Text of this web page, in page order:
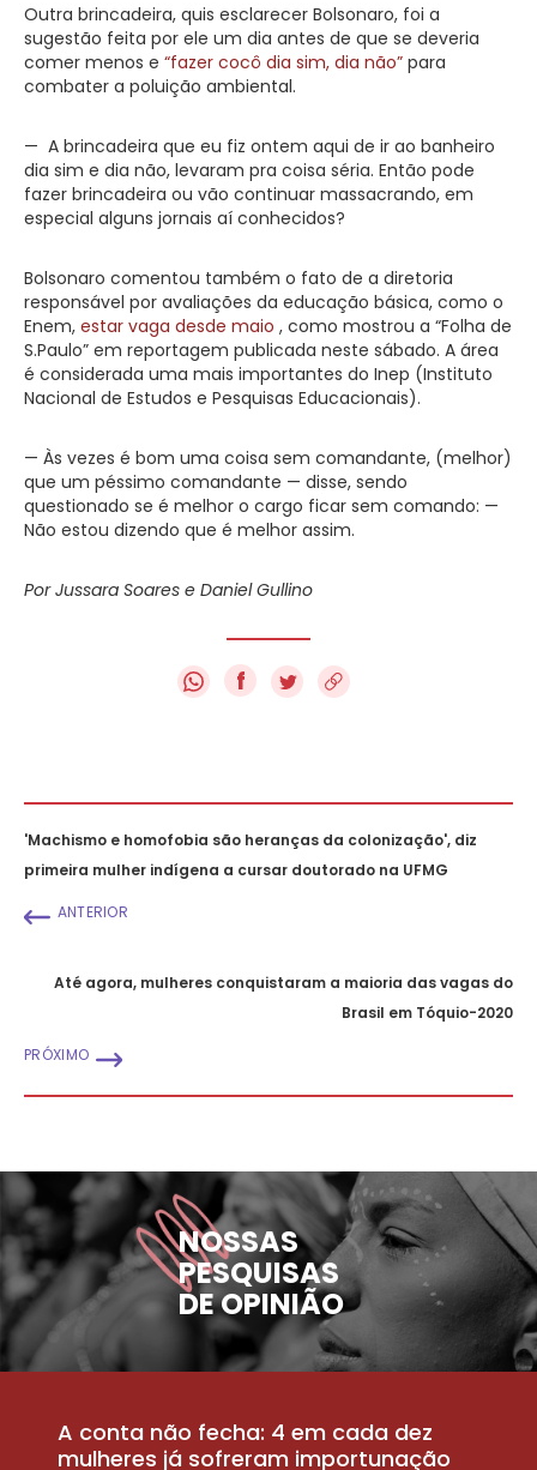
Outra brincadeira, quis esclarecer Bolsonaro, foi a
sugestão feita por ele um dia antes de que se deveria
comer menos e “fazer cocô dia sim, dia não” para
combater a poluição ambiental.
— A brincadeira que eu fiz ontem aqui de ir ao banheiro
dia sim e dia não, levaram pra coisa séria. Então pode
fazer brincadeira ou vão continuar massacrando, em
especial alguns jornais aí conhecidos?
Bolsonaro comentou também o fato de a diretoria
responsável por avaliações da educação básica, como o
Enem, estar vaga desde maio , como mostrou a “Folha de
S.Paulo” em reportagem publicada neste sábado. A área
é considerada uma mais importantes do Inep (Instituto
Nacional de Estudos e Pesquisas Educacionais).
— Às vezes é bom uma coisa sem comandante, (melhor)
que um péssimo comandante — disse, sendo
questionado se é melhor o cargo ficar sem comando: —
Não estou dizendo que é melhor assim.
Por Jussara Soares e Daniel Gullino
f
'Machismo e homofobia são heranças da colonização', diz
primeira mulher indígena a cursar doutorado na UFMG
ANTERIOR
Até agora, mulheres conquistaram a maioria das vagas do
Brasil em Tóquio-2020
PRÓXIMO
NOSSAS
PESQUISAS
DE OPINIÃO
A conta não fecha: 4 em cada dez
mulheres já sofreram importunação